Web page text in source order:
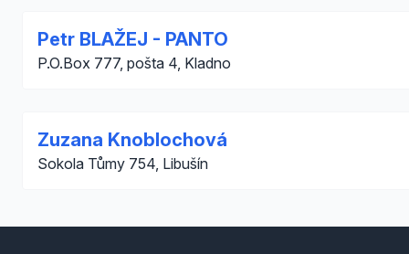
Petr BLAŽEJ - PANTO
P.O.Box 777, pošta 4, Kladno
Zuzana Knoblochová
Sokola Tůmy 754, Libušín